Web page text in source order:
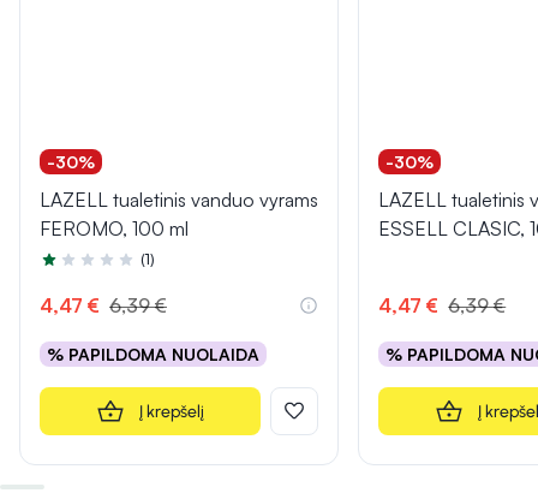
-30%
LAZELL tualetinis vanduo vyrams
FEROMO, 100 ml
Įvertinimas 1.0 iš 5
(1)
4,47 € 6,39 €
% PAPILDOMA NUOLAIDA
Į krepšelį
-30%
LAZELL tualetinis
ESSELL CLASIC,
4,47 € 6,39 €
% PAPILDOMA
Į